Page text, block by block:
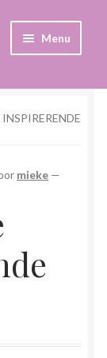
Menu
mieke —